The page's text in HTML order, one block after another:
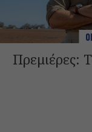
Πρεμιέρες: